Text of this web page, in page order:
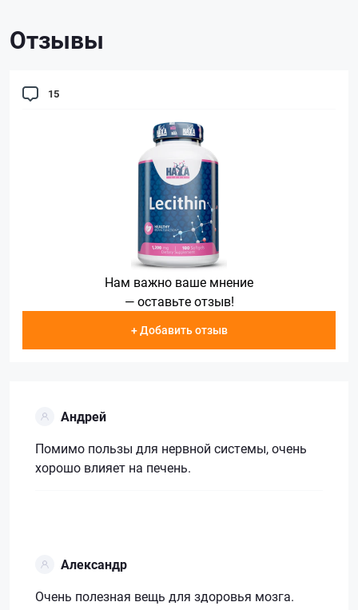
Отзывы
15
Нам важно ваше мнение
— оставьте отзыв!
+ Добавить отзыв
Андрей
Помимо пользы для нервной системы, очень
хорошо влияет на печень.
Александр
Очень полезная вещь для здоровья мозга.